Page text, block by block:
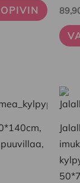
Tällä
on
Voit